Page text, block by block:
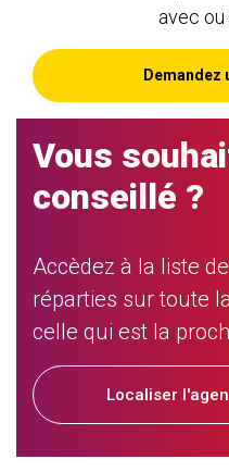
avec ou
Demandez
Vous
conseillé ?
Accèdez à la liste
réparties sur toute
celle qui est la
Localiser